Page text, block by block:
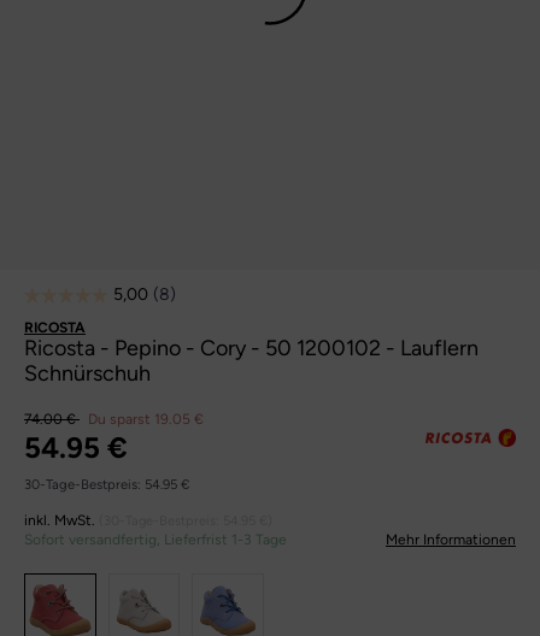
RICOSTA
Ricosta - Pepino - Cory - 50 1200102 - Lauflern
Schnürschuh
74.00 € Du sparst 19.05 €
54.95 €
30-Tage-Bestpreis: 54.95 €
inkl. MwSt.
Sofort versandfertig, Lieferfrist 1-3 Tage Mehr Informationen